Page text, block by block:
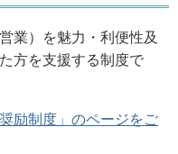
業）を魅力・利便性及
方を支援する制度で
励制度」のページをご